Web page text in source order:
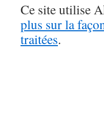
Ce site utilise
plus sur la
traitées.